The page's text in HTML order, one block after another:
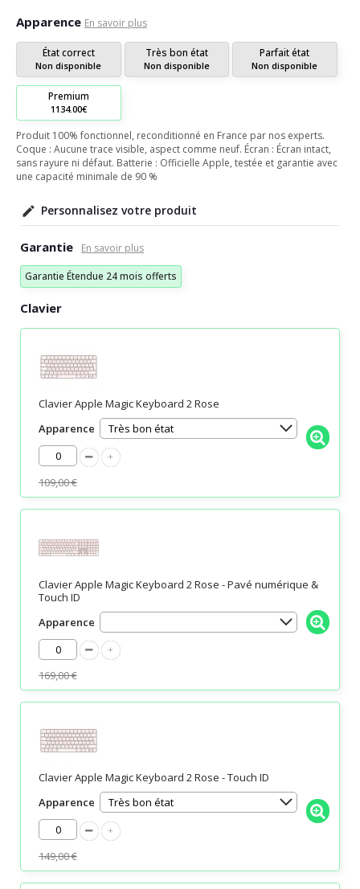
Apparence En savoir plus
État correct
Non disponible
Très bon état
Non disponible
Parfait état
Non disponible
Premium
1134.00€
Produit 100% fonctionnel, reconditionné en France par nos experts.
Coque : Aucune trace visible, aspect comme neuf. Écran : Écran intact,
sans rayure ni défaut. Batterie : Officielle Apple, testée et garantie avec
une capacité minimale de 90 %
Personnalisez votre produit
Garantie
Garantie Étendue 24 mois offerts
Clavier
Clavier Apple Magic Keyboard 2 Rose
Apparence
109,00 €
Clavier Apple Magic Keyboard 2 Rose - Pavé numérique &
Touch ID
Apparence
169,00 €
Clavier Apple Magic Keyboard 2 Rose - Touch ID
Apparence
149,00 €